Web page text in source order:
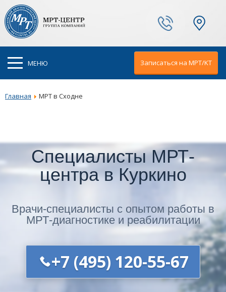
Ваш город:
Москва
Записаться на МРТ/KT
МЕНЮ
Главная МРТ в Сходне
Специалисты МРТ-
центра в Куркино
Врачи-специалисты с опытом работы в
МРТ-диагностике и реабилитации
+7 (495) 120-55-67